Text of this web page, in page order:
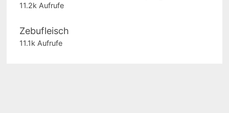
11.2k Aufrufe
Zebufleisch
11.1k Aufrufe